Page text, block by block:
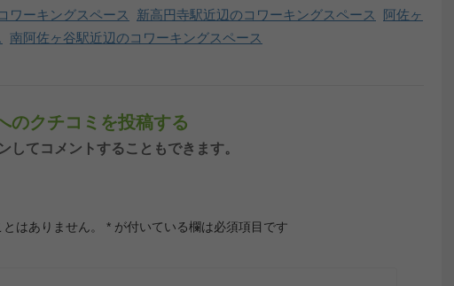
ワーキングスペース 新高円寺駅近辺のコワーキングスペース
阿佐ヶ
南阿佐ヶ谷駅近辺のコワーキングスペース
のクチコミを投稿する
てコメントすることもできます。
はありません。 * が付いている欄は必須項目です